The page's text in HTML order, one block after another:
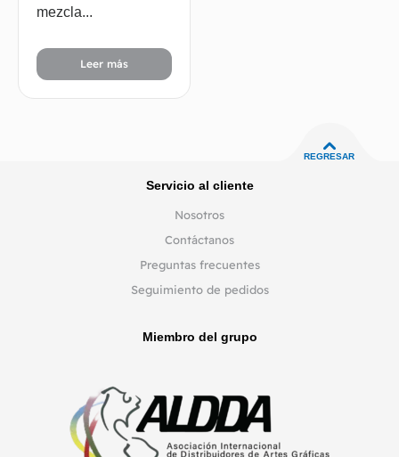
mezcla...
Leer más
REGRESAR
Servicio al cliente
Nosotros
Contáctanos
Preguntas frecuentes
Seguimiento de pedidos
Miembro del grupo